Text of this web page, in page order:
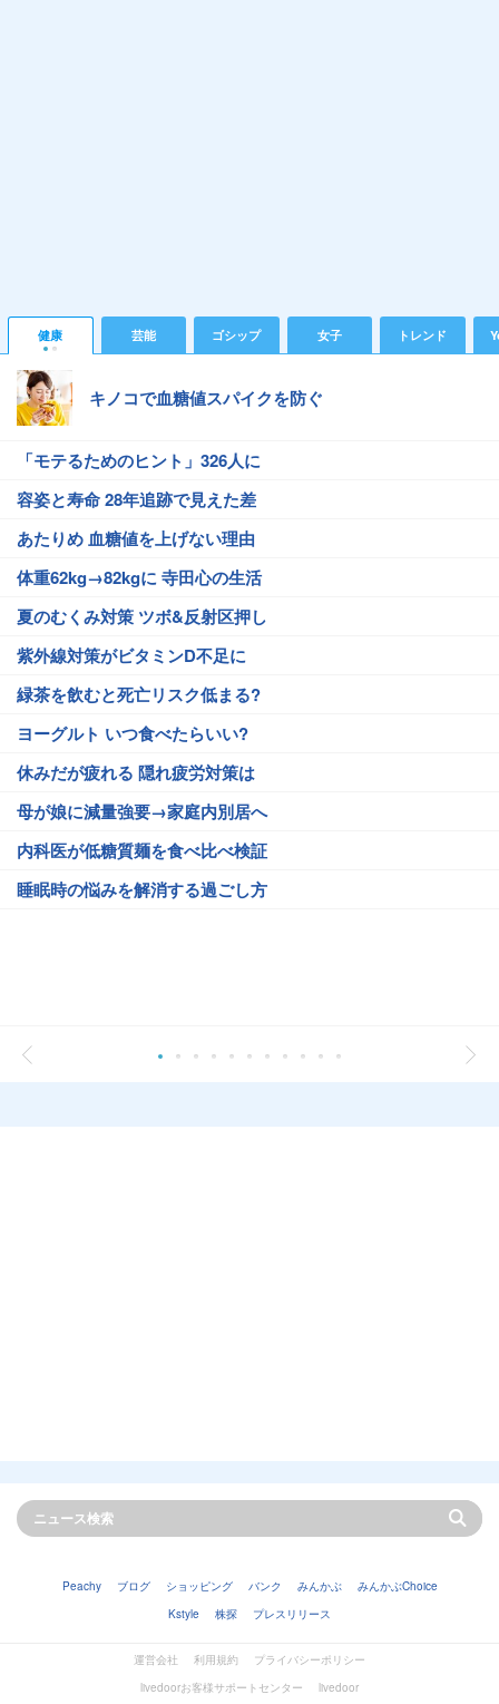
健康 芸能 ゴシップ 女子 トレンド
キノコで血糖値スパイクを防ぐ
「モテるためのヒント」326人に
容姿と寿命 28年追跡で見えた差
あたりめ 血糖値を上げない理由
体重62kg→82kgに 寺田心の生活
夏のむくみ対策 ツボ&反射区押し
紫外線対策がビタミンD不足に
緑茶を飲むと死亡リスク低まる?
ヨーグルト いつ食べたらいい?
休みだが疲れる 隠れ疲労対策は
母が娘に減量強要→家庭内別居へ
内科医が低糖質麺を食べ比べ検証
睡眠時の悩みを解消する過ごし方
Peachy ブログ ショッピング バンク みんかぶ
みんかぶChoice
Kstyle
株探 プレスリリース
運営会社 利用規約
プライバシーポリシー
livedoorお客様サポートセンター
livedoor